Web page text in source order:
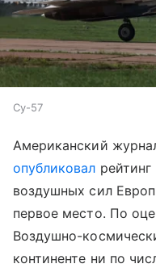
Су-57
Американский
опубликовал
воздушных сил
первое место. По
Воздушно-
континенте ни по